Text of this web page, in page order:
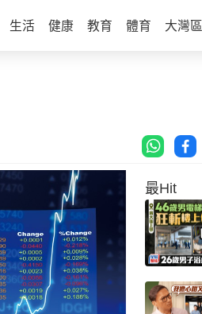
生活 健康 教育 體育 大灣區
最Hit